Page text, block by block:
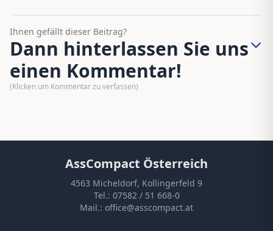
Ihnen gefällt dieser Beitrag?
Dann hinterlassen Sie uns
einen Kommentar!
(Klicken um Kommentar zu verfassen)
AssCompact Österreich
4563 Micheldorf, Kollingerfeld 9
Tel.: 07582 / 51 668-0
Mail.: office@asscompact.at